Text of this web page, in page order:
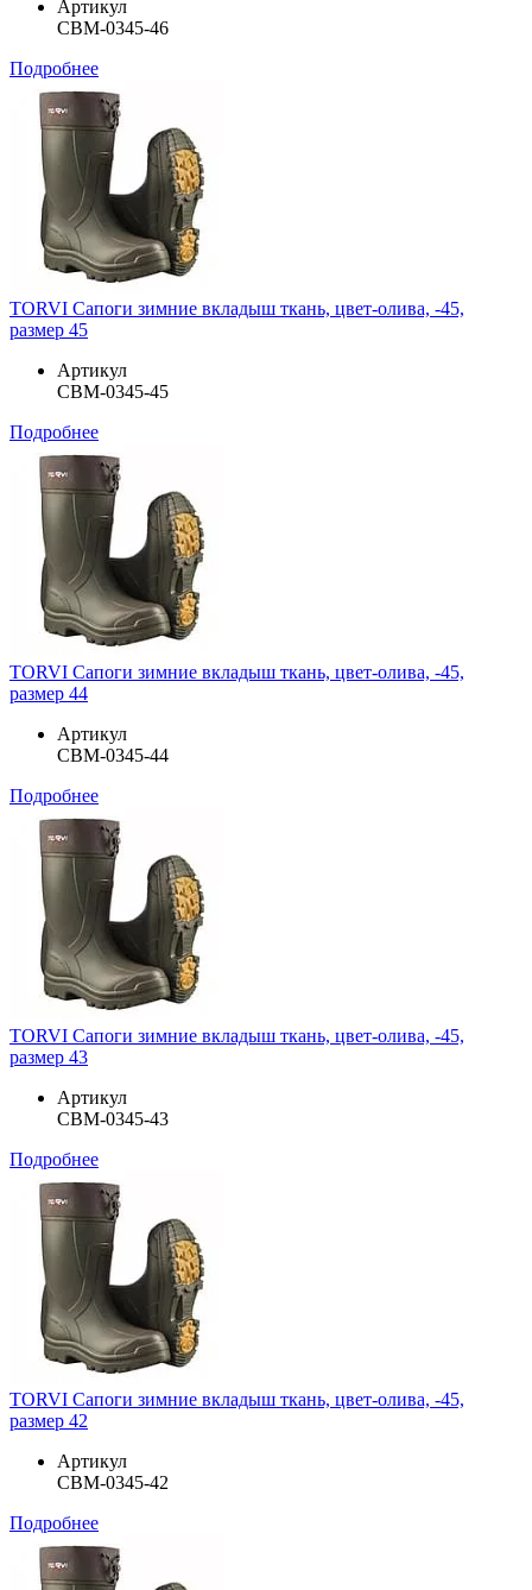
Артикул
СВМ-0345-46
Подробнее
TORVI Сапоги зимние вкладыш ткань, цвет-олива, -45,
размер 45
Артикул
СВМ-0345-45
Подробнее
TORVI Сапоги зимние вкладыш ткань, цвет-олива, -45,
размер 44
Артикул
СВМ-0345-44
Подробнее
TORVI Сапоги зимние вкладыш ткань, цвет-олива, -45,
размер 43
Артикул
СВМ-0345-43
Подробнее
TORVI Сапоги зимние вкладыш ткань, цвет-олива, -45,
размер 42
Артикул
СВМ-0345-42
Подробнее